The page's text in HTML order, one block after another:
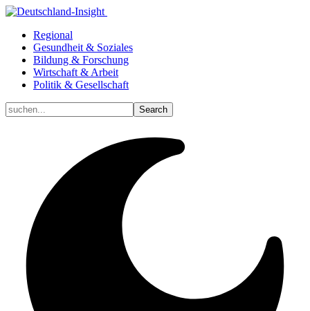
Regional
Gesundheit & Soziales
Bildung & Forschung
Wirtschaft & Arbeit
Politik & Gesellschaft